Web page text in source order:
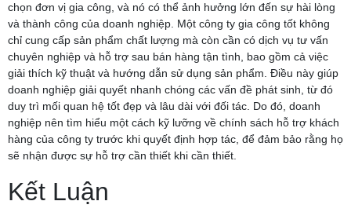
chọn đơn vị gia công, và nó có thể ảnh hưởng lớn đến sự hài lòng
và thành công của doanh nghiệp. Một công ty gia công tốt không
chỉ cung cấp sản phẩm chất lượng mà còn cần có dịch vụ tư vấn
chuyên nghiệp và hỗ trợ sau bán hàng tận tình, bao gồm cả việc
giải thích kỹ thuật và hướng dẫn sử dụng sản phẩm. Điều này giúp
doanh nghiệp giải quyết nhanh chóng các vấn đề phát sinh, từ đó
duy trì mối quan hệ tốt đẹp và lâu dài với đối tác. Do đó, doanh
nghiệp nên tìm hiểu một cách kỹ lưỡng về chính sách hỗ trợ khách
hàng của công ty trước khi quyết định hợp tác, để đảm bảo rằng họ
sẽ nhận được sự hỗ trợ cần thiết khi cần thiết.
Kết Luận